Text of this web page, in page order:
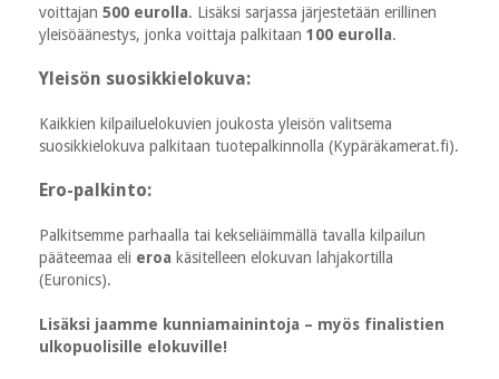
voittajan 500 eurolla. Lisäksi sarjassa järjestetään erillinen
yleisöäänestys, jonka voittaja palkitaan 100 eurolla.
Yleisön suosikkielokuva:
Kaikkien kilpailuelokuvien joukosta yleisön valitsema
suosikkielokuva palkitaan tuotepalkinnolla (Kypäräkamerat.fi).
Ero-palkinto:
Palkitsemme parhaalla tai kekseliäimmällä tavalla kilpailun
pääteemaa eli eroa käsitelleen elokuvan lahjakortilla
(Euronics).
Lisäksi jaamme kunniamainintoja – myös finalistien
ulkopuolisille elokuville!